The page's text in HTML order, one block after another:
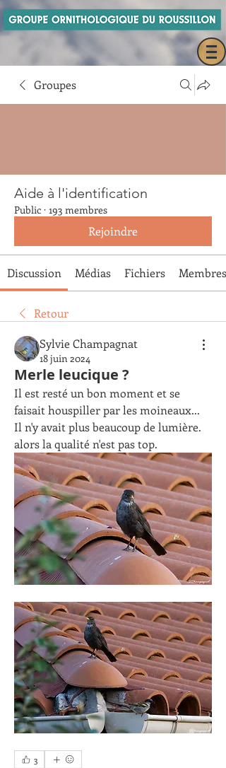
Groupes
Aide à l'identification
Public · 193 membres
Rejoindre
Discussion Médias Fichiers Membres
Retour
Sylvie Champagnat
18 juin 2024
Merle leucique ?
Il est resté un bon moment et se
faisait houspiller par les moineaux...
Il n'y avait plus beaucoup de lumière.
alors la qualité n'est pas top.
3